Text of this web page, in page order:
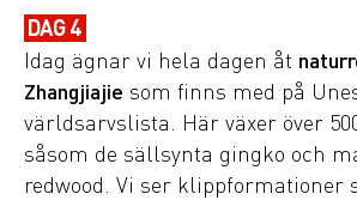
DAG 4
Idag ägnar vi hela dagen åt
Zhangjiajie som finns med på
världsarvslista. Här växer över
såsom de sällsynta gingko och
redwood. Vi ser klippformationer